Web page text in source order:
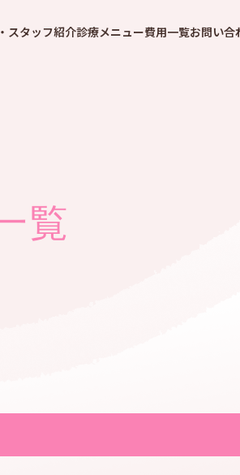
スタッフ紹介診療メニュー費用一覧お問い合
覧